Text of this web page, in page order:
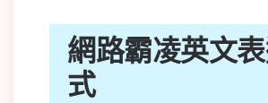
網路霸凌英文
式